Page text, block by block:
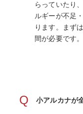
らっていたり
ルギーが不足
ります。まず
間が必要です。
Q 小アルカナが